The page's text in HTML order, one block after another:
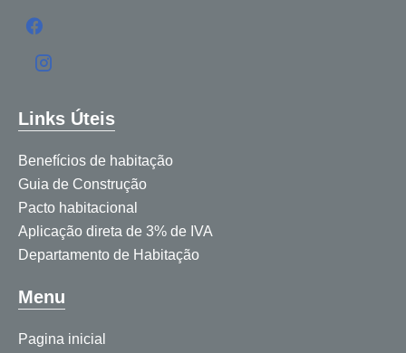
Links Úteis
Benefícios de habitação
Guia de Construção
Pacto habitacional
Aplicação direta de 3% de IVA
Departamento de Habitação
Menu
Pagina inicial